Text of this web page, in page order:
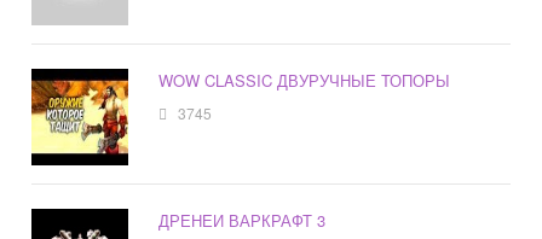
WOW CLASSIC ДВУРУЧНЫЕ ТОПОРЫ
3745
ДРЕНЕИ ВАРКРАФТ 3